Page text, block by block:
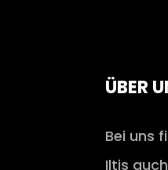
ÜBER
Bei uns
Iltis